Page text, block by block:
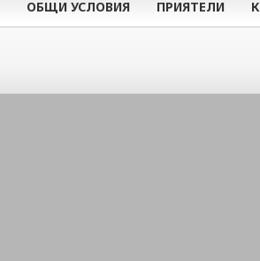
ОБЩИ УСЛОВИЯ ПРИЯТЕЛИ